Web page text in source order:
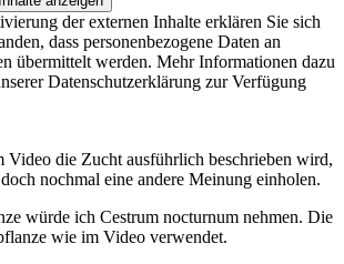
der externen Inhalte erklären Sie sich
dass personenbezogene Daten an
übermittelt werden. Mehr Informationen dazu
Datenschutzerklärung zur Verfügung
Video die Zucht ausführlich beschrieben wird,
nochmal eine andere Meinung einholen.
würde ich Cestrum nocturnum nehmen. Die
wie im Video verwendet.